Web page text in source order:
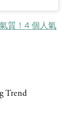
質！4 個人氣
Trend